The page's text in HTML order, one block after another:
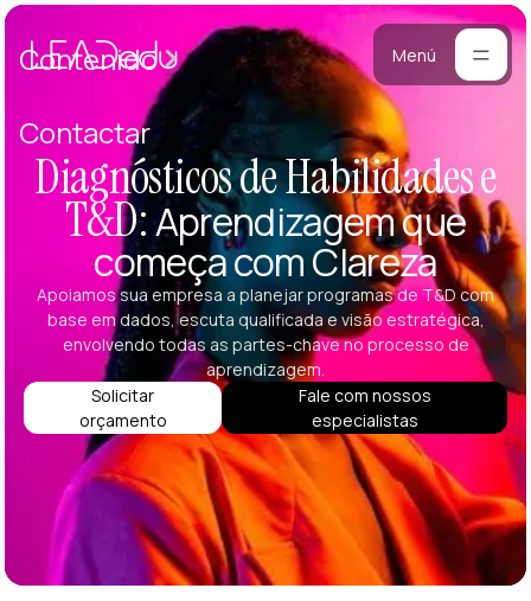
Menú
de
de
de
Metodología
Portafolio
Contenido
Casos
Blog
Materiales
Contactar
Diagnósticos de Habilidades e
T&D:Aprendizagem que
começa com Clareza
Apoiamos sua empresa a planejar programas de T&D com
base em dados, escuta qualificada e visão estratégica,
envolvendo todas as partes-chave no processo de
aprendizagem.
Solicitar
orçamento
Fale com nossos
especialistas